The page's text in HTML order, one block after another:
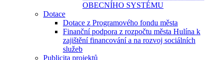
OBECNÍHO SYSTÉMU
Dotace
Dotace z Programového fondu města
Finanční podpora z rozpočtu města Hulína k
zajištění financování a na rozvoj sociálních
služeb
Publicita projektů